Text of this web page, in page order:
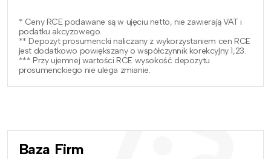
* Ceny RCE podawane są w ujęciu netto, nie zawierają VAT i
podatku akcyzowego.
** Depozyt prosumencki naliczany z wykorzystaniem cen RCE
jest dodatkowo powiększany o współczynnik korekcyjny 1,23.
*** Przy ujemnej wartości RCE wysokość depozytu
prosumenckiego nie ulega zmianie.
Baza Firm